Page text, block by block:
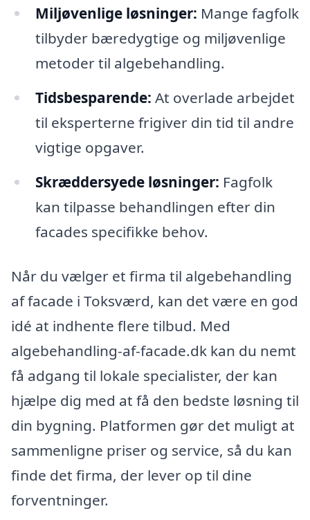
Miljøvenlige løsninger: Mange fagfolk
tilbyder bæredygtige og miljøvenlige
metoder til algebehandling.
Tidsbesparende: At overlade arbejdet
til eksperterne frigiver din tid til andre
vigtige opgaver.
Skræddersyede løsninger: Fagfolk
kan tilpasse behandlingen efter din
facades specifikke behov.
Når du vælger et firma til algebehandling
af facade i Toksværd, kan det være en god
idé at indhente flere tilbud. Med
algebehandling-af-facade.dk kan du nemt
få adgang til lokale specialister, der kan
hjælpe dig med at få den bedste løsning til
din bygning. Platformen gør det muligt at
sammenligne priser og service, så du kan
finde det firma, der lever op til dine
forventninger.